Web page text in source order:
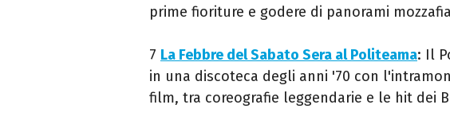
prime fioriture e godere di panorami
7 La Febbre del Sabato Sera al Politeama: Il
in una discoteca degli anni '70 con
film, tra coreografie leggendarie e le hit dei